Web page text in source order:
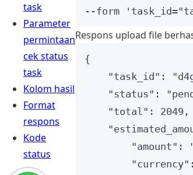
task
Parameter
permintaan
cek status
task
Kolom hasil
Format
respons
Kode
status
--form
'
Respons upload file
{
"task_id" : "
"status" : "
"total" : 2049 ,
"amount" :
"currency"